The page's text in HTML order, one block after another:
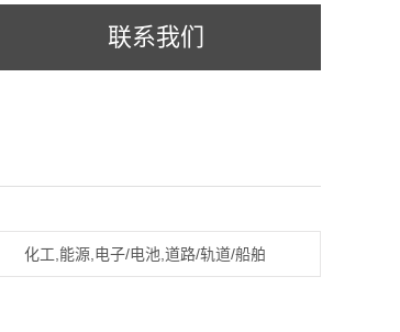
联系我们
化工,能源,电子/电池,道路/轨道/船舶